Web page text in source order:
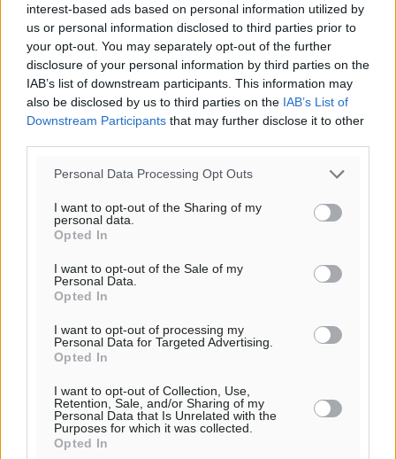
interest-based ads based on personal information utilized by
us or personal information disclosed to third parties prior to
your opt-out. You may separately opt-out of the further
disclosure of your personal information by third parties on the
IAB’s list of downstream participants. This information may
also be disclosed by us to third parties on the IAB’s List of
Downstream Participants that may further disclose it to other
Personal Data Processing Opt Outs
I want to opt-out of the Sharing of my
personal data.
Opted In
I want to opt-out of the Sale of my
Personal Data.
Opted In
I want to opt-out of processing my
Personal Data for Targeted Advertising.
Opted In
I want to opt-out of Collection, Use,
Retention, Sale, and/or Sharing of my
Personal Data that Is Unrelated with the
Purposes for which it was collected.
Opted In
Ροή ειδήσεων
Ελπίδα Πεταλούδων: Ανακοίνωσε τον Νίκο Μιχαλάκη
Αθλητικά• πριν 19 λεπτά
Ψήφισμα της κοινότητας Παστίδας για την εκδημία
του ιερέα Μιχαήλ Καψάλη
Τοπικές Ειδήσεις